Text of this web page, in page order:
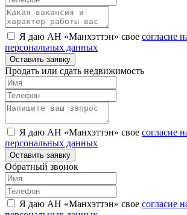
Я даю АН «Манхэттэн» свое согласие
персональных данных
Оставить заявку
Продать или сдать недвижимость
Я даю АН «Манхэттэн» свое согласие
персональных данных
Оставить заявку
Обратный звонок
Я даю АН «Манхэттэн» свое согласие